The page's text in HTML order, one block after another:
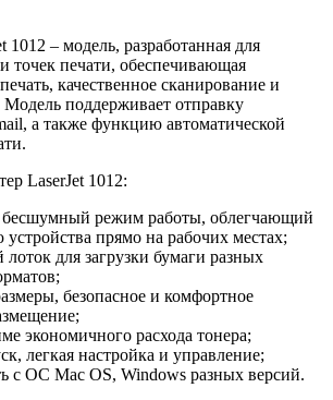
1012 – модель, разработанная для
точек печати, обеспечивающая
качественное сканирование и
поддерживает отправку
а также функцию автоматической
LaserJet 1012:
режим работы, облегчающий
устройства прямо на рабочих местах;
для загрузки бумаги разных
безопасное и комфортное
экономичного расхода тонера;
легкая настройка и управление;
с ОС Mac OS, Windows разных версий.